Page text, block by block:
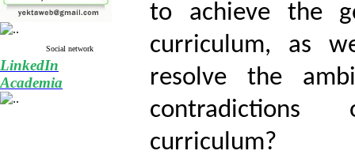
Social network
LinkedIn
Academia
to achieve the
curriculum, as
resolve the
curriculum?